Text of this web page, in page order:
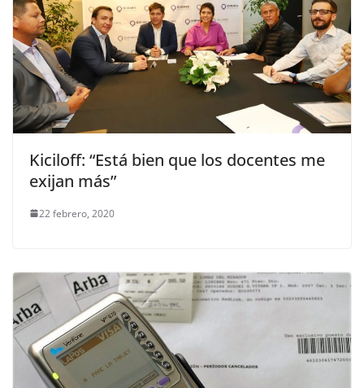
Kiciloff: “Está bien que los docentes me
exijan más”
22 febrero, 2020